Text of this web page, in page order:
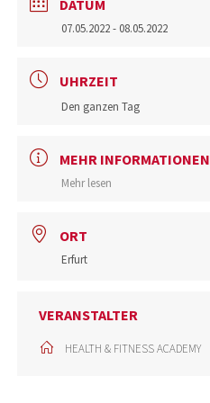
DATUM
07.05.2022- 08.05.2022
UHRZEIT
Den ganzen Tag
MEHR INFORMATIONEN
Mehr lesen
ORT
Erfurt
VERANSTALTER
HEALTH & FITNESS ACADEMY